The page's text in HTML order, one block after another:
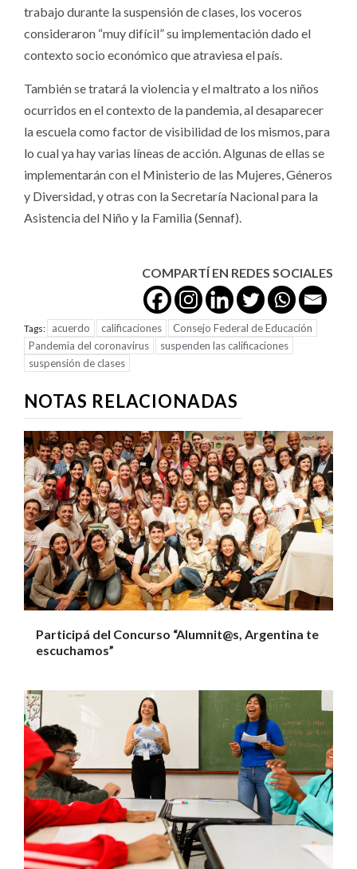
trabajo durante la suspensión de clases, los voceros
consideraron “muy difícil” su implementación dado el
contexto socio económico que atraviesa el país.
También se tratará la violencia y el maltrato a los niños
ocurridos en el contexto de la pandemia, al desaparecer
la escuela como factor de visibilidad de los mismos, para
lo cual ya hay varias líneas de acción. Algunas de ellas se
implementarán con el Ministerio de las Mujeres, Géneros
y Diversidad, y otras con la Secretaría Nacional para la
Asistencia del Niño y la Familia (Sennaf).
COMPARTÍ EN REDES SOCIALES
Tags: acuerdo calificaciones
Consejo Federal de Educación
Pandemia del coronavirus
suspenden las calificaciones
suspensión de clases
NOTAS RELACIONADAS
Participá del Concurso “Alumnit@s, Argentina te
escuchamos”